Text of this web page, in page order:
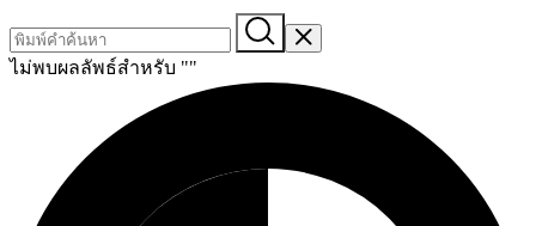
ไม่พบผลลัพธ์สำหรับ ""